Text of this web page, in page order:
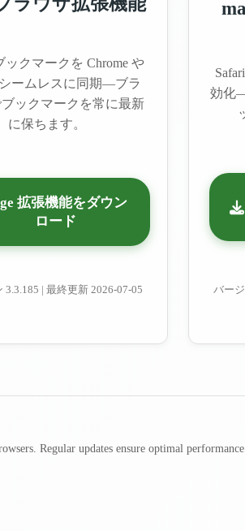
ックマークを Chrome や
ームレスに同期—ブラ
ックマークを常に最新
に保ちます。
拡張機能をダウン
ロード
3.3.185 |最終更新 2026-07-05
効化
バー
Regular updates ensure optimal